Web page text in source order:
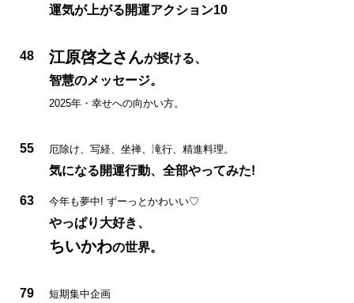
運気が上がる開運アクション10
48 江原啓之さんが授ける、
智慧のメッセージ。
2025年・幸せへの向かい方。
55 厄除け、写経、坐禅、滝行、精進料理。
気になる開運行動、全部やってみた!
63 今年も夢中! ずーっとかわいい♡
やっぱり大好き、
ちいかわの世界。
79 短期集中企画